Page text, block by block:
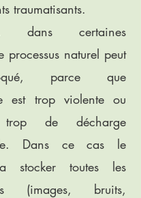
traumatisants.
dans certaines
processus naturel peut
parce que
est trop violente ou
trop de décharge
Dans ce cas le
stocker toutes les
(images, bruits,